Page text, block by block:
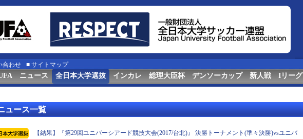
合わせ ■ サイトマップ
ニュース 全日本大学選抜 インカレ 総理大臣杯 デンソーカップ 新人戦 Iリーグ
ュース一覧
【結果】『第29回ユニバーシアード競技大会(2017/台北)』 決勝トーナメント(準々決勝)vsユニバ